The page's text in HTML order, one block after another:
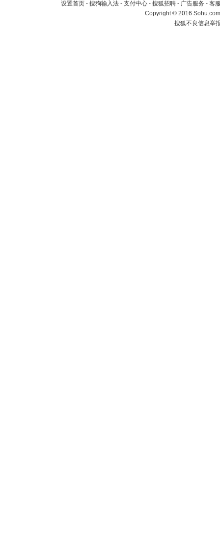
设置首页 - 搜狗输入法 - 支付中心 - 搜狐招聘 - 广告服务 - 客
Copyright©2016
搜狐不良信息举